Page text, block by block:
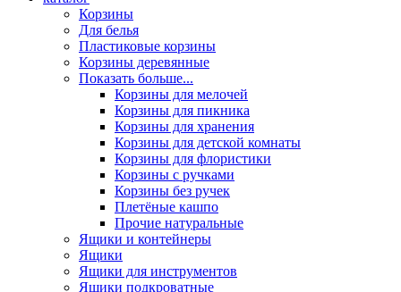
Корзины
Для белья
Пластиковые корзины
Корзины деревянные
Показать больше...
Корзины для мелочей
Корзины для пикника
Корзины для хранения
Корзины для детской комнаты
Корзины для флористики
Корзины с ручками
Корзины без ручек
Плетёные кашпо
Прочие натуральные
Ящики и контейнеры
Ящики
Ящики для инструментов
Ящики подкроватные